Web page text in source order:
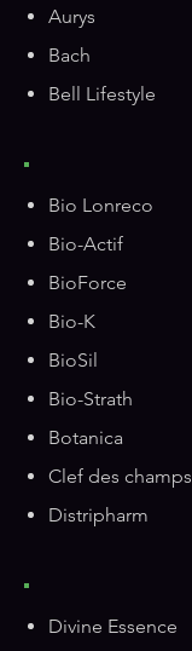
Aurys
Bach
Bell Lifestyle
Bio Lonreco
Bio-Actif
BioForce
Bio-K
BioSil
Bio-Strath
Botanica
Clef des champs
Distripharm
Divine Essence